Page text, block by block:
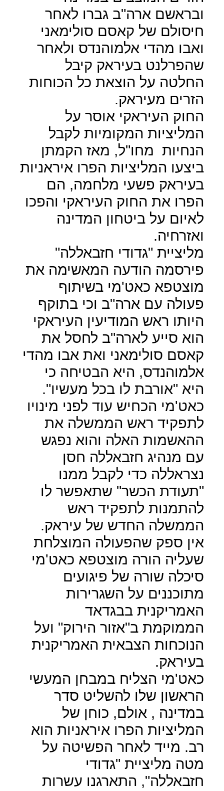
ובראשם ארה"ב גברו לאחר
חיסולם של קאסם סולימאני
ואבו מהדי אלמוהנדס ולאחר
שהפרלנט בעיראק קיבל
החלטה על הוצאת כל הכוחות
הזרים מעיראק.
החוק העיראקי אוסר על
המליציות המקומיות לקבל
הנחיות מחו"ל, מאז הקמתן
ביצעו המליציות הפרו איראניות
בעיראק פשעי מלחמה, הם
הפרו את החוק העיראקי והפכו
לאיום על ביטחון המדינה
ואזרחיה.
מליציית "גדודי חזבאללה"
פירסמה הודעה המאשימה את
מוצטפא כאט'מי בשיתוף
פעולה עם ארה"ב וכי בתוקף
היותו ראש המודיעין העיראקי
הוא סייע לארה"ב לחסל את
קאסם סולימאני ואת אבו מהדי
אלמוהנדס, היא הבטיחה כי
היא "אורבת לו בכל מעשיו".
כאט'מי הכחיש עוד לפני מינויו
לתפקיד ראש הממשלה את
ההאשמות האלה והוא נפגש
עם מנהיג חזבאללה חסן
נצראללה כדי לקבל ממנו
"תעודת הכשר" שתאפשר לו
להתמנות לתפקיד ראש
הממשלה החדש של עיראק.
אין ספק שהפעולה המוצלחת
שעליה הורה מוצטפא כאט'מי
סיכלה שורה של פיגועים
מתוכננים על השגרירות
האמריקנית בבגדאד
הממוקמת ב"אזור הירוק" ועל
הנוכחות הצבאית האמריקנית
בעיראק.
כאט'מי הצליח במבחן המעשי
הראשון שלו להשליט סדר
במדינה , אולם, כוחן של
המליציות הפרו איראניות הוא
רב. מייד לאחר הפשיטה על
מטה מליציית "גדודי
חזבאללה", התארגנו עשרות